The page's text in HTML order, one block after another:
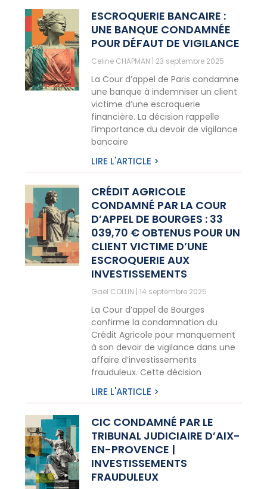
ESCROQUERIE BANCAIRE :
UNE BANQUE CONDAMNÉE
POUR DÉFAUT DE VIGILANCE
Celine CHAPMAN 23 septembre 2025
La Cour d’appel de Paris condamne
une banque à indemniser un client
victime d’une escroquerie
financière. La décision rappelle
l’importance du devoir de vigilance
bancaire
LIRE L'ARTICLE >
CRÉDIT AGRICOLE
CONDAMNÉ PAR LA COUR
D’APPEL DE BOURGES : 33
039,70 € OBTENUS POUR UN
CLIENT VICTIME D’UNE
ESCROQUERIE AUX
INVESTISSEMENTS
Gaël COLLIN 14 septembre 2025
La Cour d’appel de Bourges
confirme la condamnation du
Crédit Agricole pour manquement
à son devoir de vigilance dans une
affaire d’investissements
frauduleux. Cette décision
LIRE L'ARTICLE >
CIC CONDAMNÉ PAR LE
TRIBUNAL JUDICIAIRE D’AIX-
EN-PROVENCE |
INVESTISSEMENTS
FRAUDULEUX